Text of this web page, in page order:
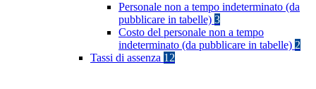
Personale non a tempo indeterminato (da
pubblicare in tabelle) 3
Costo del personale non a tempo
indeterminato (da pubblicare in tabelle) 2
Tassi di assenza 12